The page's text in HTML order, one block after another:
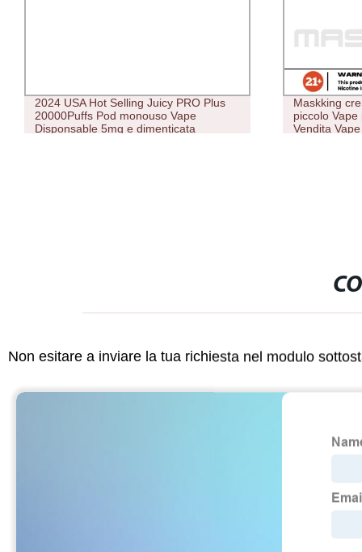
2024 USA Hot Selling Juicy PRO Plus
20000Puffs Pod monouso Vape
Disponsable 5mg e dimenticata
Maskking
piccolo
Vendita
Non esitare a inviare la tua richiesta nel modulo